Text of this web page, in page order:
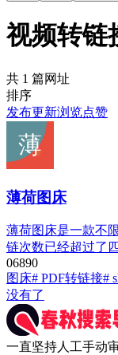
视频转链
共 1 篇网址
排序
发布更新浏览点赞
薄荷图床
薄荷图床是一款不
链次数已经超过了
06890
图床# PDF转链接#
没有了
一直坚持人工手动